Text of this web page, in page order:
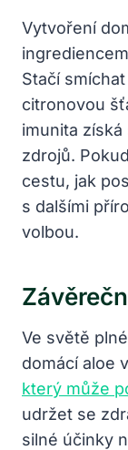
Vytvoření
Stačí
citronovou
imunita
zdrojů.
cestu, jak
s dalšími
volbou.
Ve světě
domácí aloe
který může
udržet se
silné účinky